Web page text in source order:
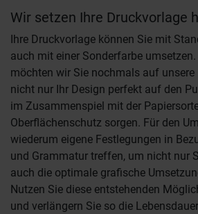
Wir setzen Ihre Druckvorlage
Ihre Druckvorlage können Sie mit
auch mit einer Sonderfarbe
möchten wir Sie nochmals auf unsere
nicht nur Ihr Design perfekt auf den
im Zusammenspiel mit der
Oberflächenschutz sorgen. Für den
wiederum eigene Festlegungen in
und Grammatur treffen, um nicht nur
auch die optimale grafische
Nutzen Sie diese entstehenden
und verlängern Sie so die